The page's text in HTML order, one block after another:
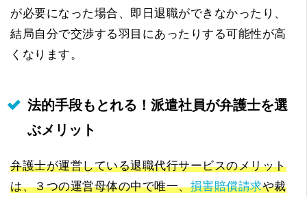
が必要になった場合、即日退職ができなかったり、
結局自分で交渉する羽目にあったりする可能性が高
くなります。
法的手段もとれる！派遣社員が弁護士を選
ぶメリット
弁護士が運営している退職代行サービスのメリット
は、３つの運営母体の中で唯一、損害賠償請求や裁